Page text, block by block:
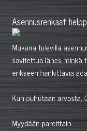
Asennusrenkaat
Mukana tulevilla
sovitettua lähes minkä
erikseen hankittavia
Kun puhutaan arvosta,
Myydään pareittain.